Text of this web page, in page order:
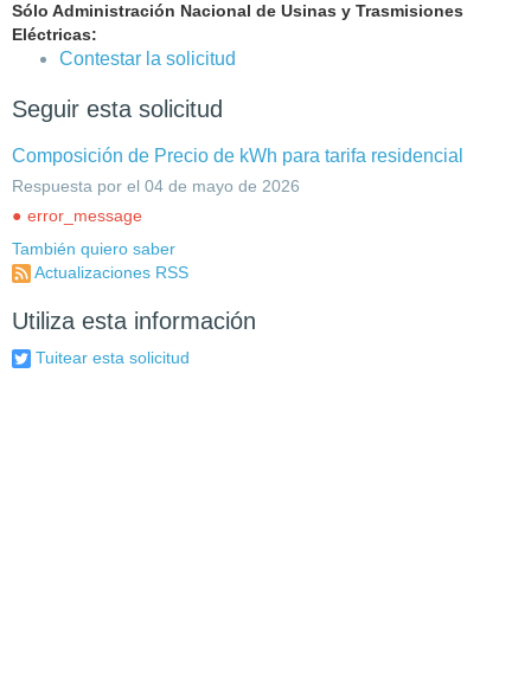
Sólo Administración Nacional de Usinas y Trasmisiones
Eléctricas:
Contestar la solicitud
Seguir esta solicitud
Composición de Precio de kWh para tarifa residencial
Respuesta por el 04 de mayo de 2026
error_message
También quiero saber
Actualizaciones RSS
Utiliza esta información
Tuitear esta solicitud